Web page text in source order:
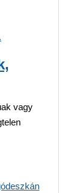
vagy